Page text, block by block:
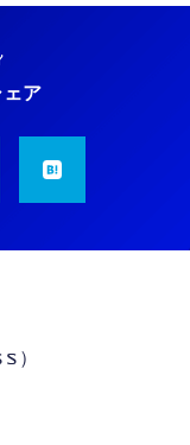
14 128GB イ
整備済み品)
丶サーバー対応
応答｜ブルー
リー｜VESA 対
ズ -Switch
ズ|オンラインコー
EliteDesk 800 G9
リ16GB Nvme
付き WiFi Type-
パソコン (整備済
省電力 N97より
N95 4C/4T
プパソコン Core
Pro Office 2024
整可能 超狭ベゼ
ア
）